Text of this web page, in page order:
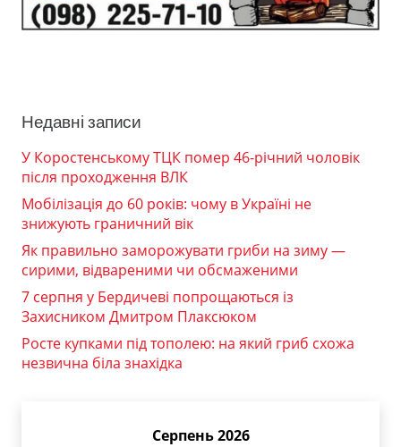
Недавні записи
У Коростенському ТЦК помер 46-річний чоловік
після проходження ВЛК
Мобілізація до 60 років: чому в Україні не
знижують граничний вік
Як правильно заморожувати гриби на зиму —
сирими, відвареними чи обсмаженими
7 серпня у Бердичеві попрощаються із
Захисником Дмитром Плаксюком
Росте купками під тополею: на який гриб схожа
незвична біла знахідка
Серпень 2026